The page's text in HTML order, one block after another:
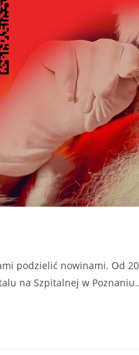
podzielić nowinami. Od
na Szpitalnej w